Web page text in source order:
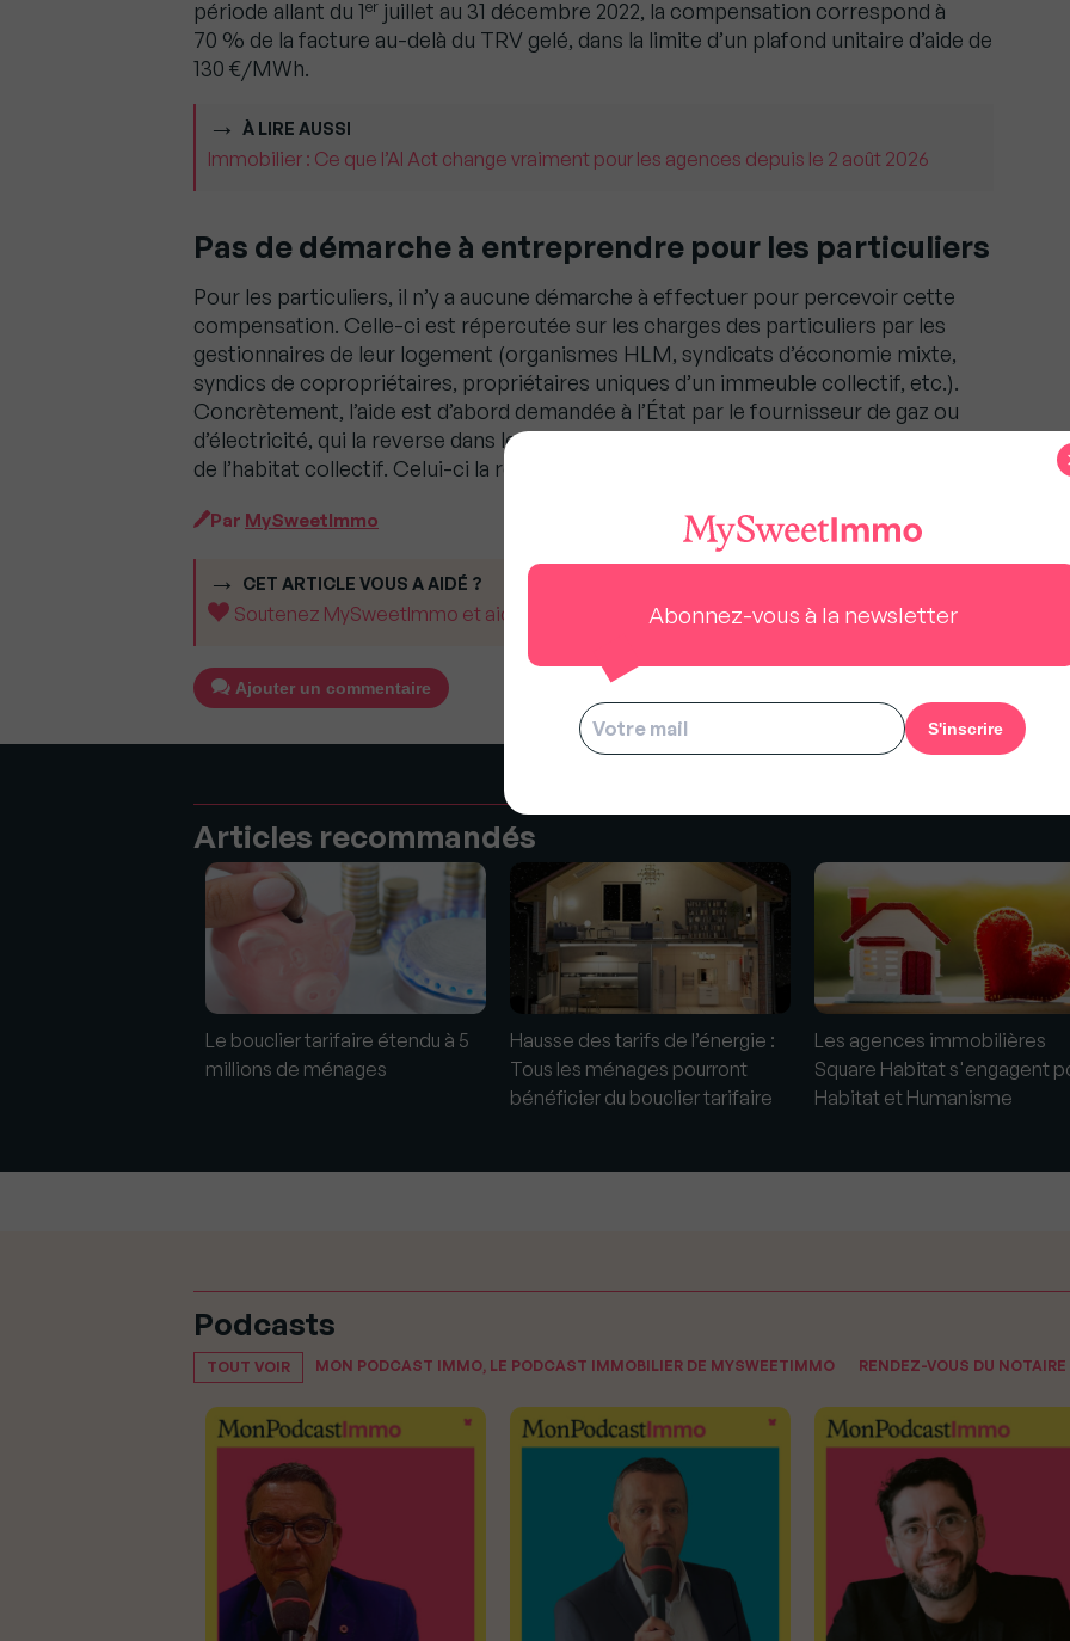
période allant du 1er juillet au 31 décembre 2022, la compensation correspond à
70 % de la facture au-delà du TRV gelé, dans la limite d’un plafond unitaire d’aide de
130 €/MWh.
À LIRE AUSSI
Immobilier : Ce que l’AI Act change vraiment pour les agences depuis le 2 août 2026
Pas de démarche à entreprendre pour les particuliers
Pour les particuliers, il n’y a aucune démarche à effectuer pour percevoir cette
compensation. Celle-ci est répercutée sur les charges des particuliers par les
gestionnaires de leur logement (organismes HLM, syndicats d’économie mixte,
syndics de copropriétaires, propriétaires uniques d’un immeuble collectif, etc.).
Concrètement, l’aide est d’abord demandée à l’État par le fournisseur de gaz ou
d’électricité, qui la reverse dans les 30 jours suivant cette demande au gestionnaire
de l’habitat collectif. Celui-ci la retranche des charges des résidents.
Par MySweetImmo
CET ARTICLE VOUS A AIDÉ ?
Soutenez MySweetImmo et aidez-nous à rester gratuit pour tous.
Ajouter un commentaire
Articles recommandés
Le bouclier tarifaire étendu à 5
millions de ménages
Hausse des tarifs de l’énergie :
Tous les ménages pourront
bénéficier du bouclier tarifaire
Les agences immobilières
Square Habitat s'engagent
Habitat et Humanisme
Podcasts
TOUT VOIR MON PODCAST IMMO, LE PODCAST IMMOBILIER DE MYSWEETIMMO RENDEZ-VOUS DU NOTAIRE
Abonnez-vous à la newsletter